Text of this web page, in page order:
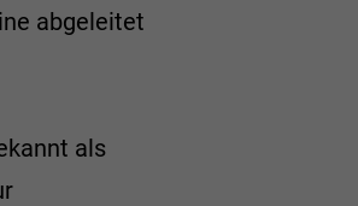
abgeleitet
als